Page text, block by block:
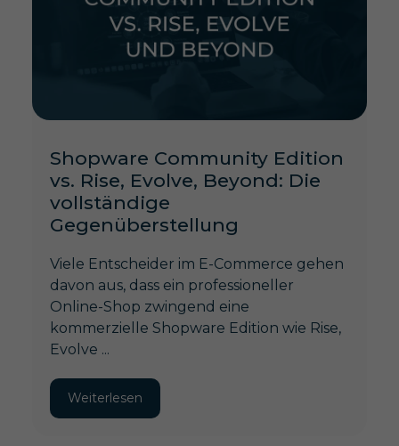
Shopware Community Edition
vs. Rise, Evolve, Beyond: Die
vollständige
Gegenüberstellung
Viele Entscheider im E-Commerce gehen
davon aus, dass ein professioneller
Online-Shop zwingend eine
kommerzielle Shopware Edition wie Rise,
Evolve ...
Weiterlesen